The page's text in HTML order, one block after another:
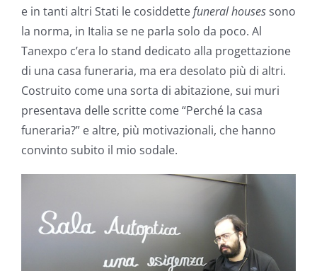
e in tanti altri Stati le cosiddettefuneral housessono
la norma, in Italia se ne parla solo da poco. Al
Tanexpo c’era lo stand dedicato alla progettazione
di una casa funeraria, ma era desolato più di altri.
Costruito come una sorta di abitazione, sui muri
presentava delle scritte come “Perché la casa
funeraria?” e altre, più motivazionali, che hanno
convinto subito il mio sodale.